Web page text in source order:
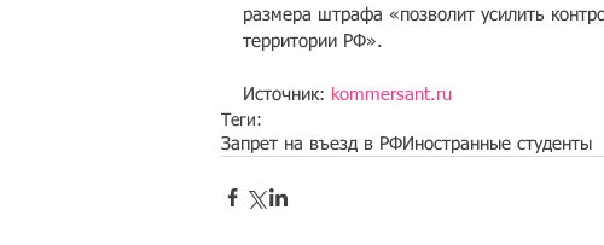
размера штрафа «позволит усилить
территории РФ».
Источник: kommersant.ru
Теги:
Запрет на въезд в РФИностранные студенты